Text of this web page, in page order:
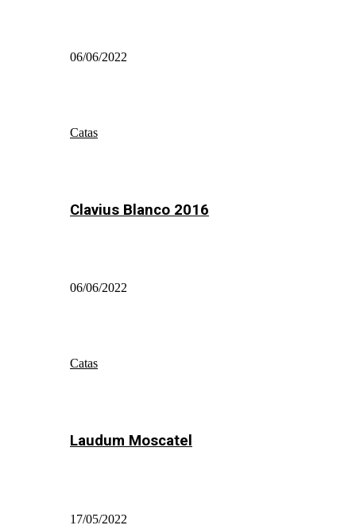
06/06/2022
Catas
Clavius Blanco 2016
06/06/2022
Catas
Laudum Moscatel
17/05/2022